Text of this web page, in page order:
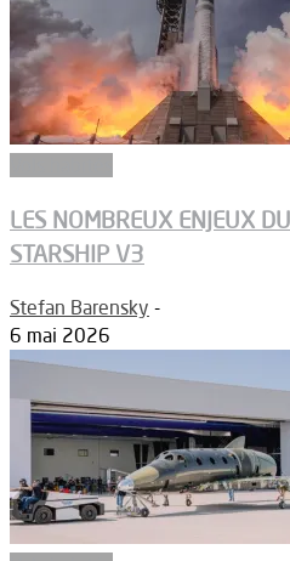
LES NOMBREUX ENJEUX
STARSHIP V3
Stefan Barensky -
6 mai 2026